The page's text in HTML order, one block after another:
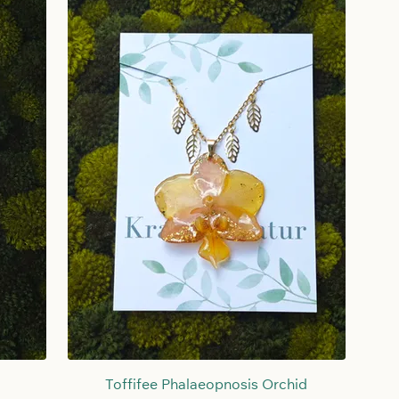
Schnellansicht
Toffifee Phalaeopnosis Orchid